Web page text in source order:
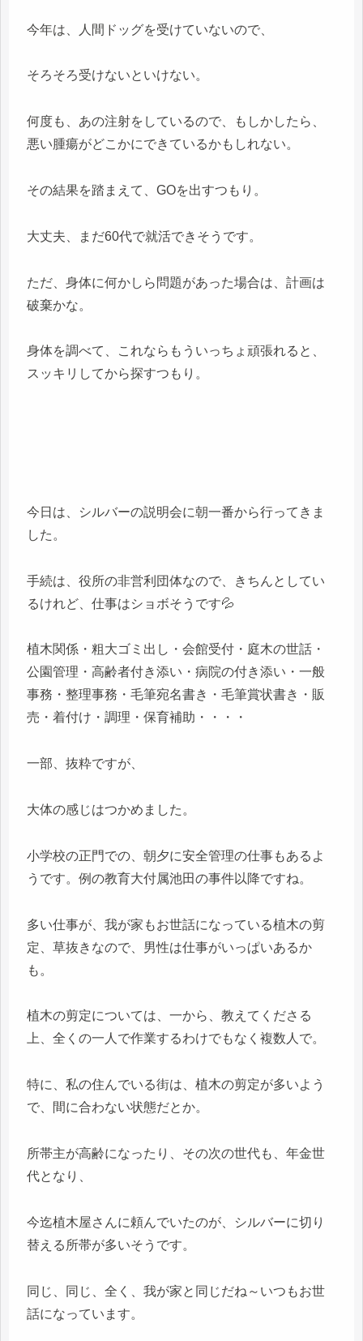
今年は、人間ドッグを受けていないので、
そろそろ受けないといけない。
何度も、あの注射をしているので、もしかしたら、
悪い腫瘍がどこかにできているかもしれない。
その結果を踏まえて、GOを出すつもり。
大丈夫、まだ60代で就活できそうです。
ただ、身体に何かしら問題があった場合は、計画は
破棄かな。
身体を調べて、これならもういっちょ頑張れると、
スッキリしてから探すつもり。
今日は、シルバーの説明会に朝一番から行ってきま
した。
手続は、役所の非営利団体なので、きちんとしてい
るけれど、仕事はショボそうです💦
植木関係・粗大ゴミ出し・会館受付・庭木の世話・
公園管理・高齢者付き添い・病院の付き添い・一般
事務・整理事務・毛筆宛名書き・毛筆賞状書き・販
売・着付け・調理・保育補助・・・・
一部、抜粋ですが、
大体の感じはつかめました。
小学校の正門での、朝夕に安全管理の仕事もあるよ
うです。例の教育大付属池田の事件以降ですね。
多い仕事が、我が家もお世話になっている植木の剪
定、草抜きなので、男性は仕事がいっぱいあるか
も。
植木の剪定については、一から、教えてくださる
上、全くの一人で作業するわけでもなく複数人で。
特に、私の住んでいる街は、植木の剪定が多いよう
で、間に合わない状態だとか。
所帯主が高齢になったり、その次の世代も、年金世
代となり、
今迄植木屋さんに頼んでいたのが、シルバーに切り
替える所帯が多いそうです。
同じ、同じ、全く、我が家と同じだね～いつもお世
話になっています。